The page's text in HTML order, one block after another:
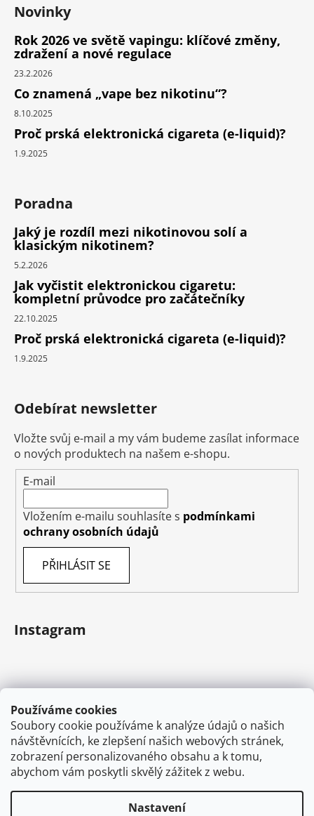
Používáme cookies
Soubory cookie používáme k analýze údajů o našich
návštěvnících, ke zlepšení našich webových stránek,
zobrazení personalizovaného obsahu a k tomu,
abychom vám poskytli skvělý zážitek z webu.
Nastavení
Novinky
Rok 2026 ve světě vapingu: klíčové změny,
zdražení a nové regulace
23.2.2026
Co znamená „vape bez nikotinu“?
8.10.2025
Proč prská elektronická cigareta (e-liquid)?
1.9.2025
Poradna
Jaký je rozdíl mezi nikotinovou solí a
klasickým nikotinem?
5.2.2026
Jak vyčistit elektronickou cigaretu:
kompletní průvodce pro začátečníky
22.10.2025
Proč prská elektronická cigareta (e-liquid)?
1.9.2025
Odebírat newsletter
Vložte svůj e-mail a my vám budeme zasílat informace
o nových produktech na našem e-shopu.
E-mail
Vložením e-mailu souhlasíte s podmínkami
ochrany osobních údajů
PŘIHLÁSIT SE
Instagram
Sledovat na Instagramu